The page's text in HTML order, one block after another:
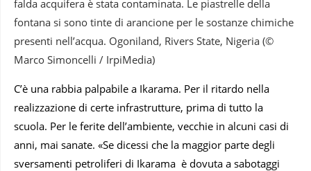
falda acquifera è stata contaminata. Le piastrelle della
fontana si sono tinte di arancione per le sostanze chimiche
presenti nell’acqua. Ogoniland, Rivers State, Nigeria (©
Marco Simoncelli / IrpiMedia)
C’è una rabbia palpabile a Ikarama. Per il ritardo nella
realizzazione di certe infrastrutture, prima di tutto la
scuola. Per le ferite dell’ambiente, vecchie in alcuni casi di
anni, mai sanate. «Se dicessi che la maggior parte degli
sversamenti petroliferi di Ikarama è dovuta a sabotaggi